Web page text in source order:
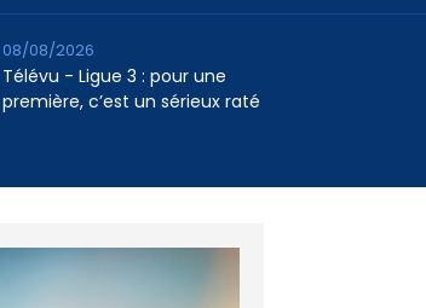
Télévu - Ligue 3 : pour une
première, c’est un sérieux raté
08/08/2026